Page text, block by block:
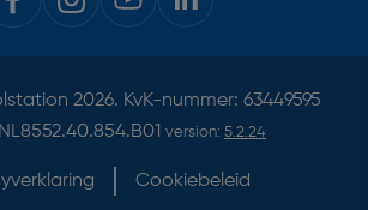
2026. KvK-nummer: 63449595
version: 5.2.24
Cookiebeleid